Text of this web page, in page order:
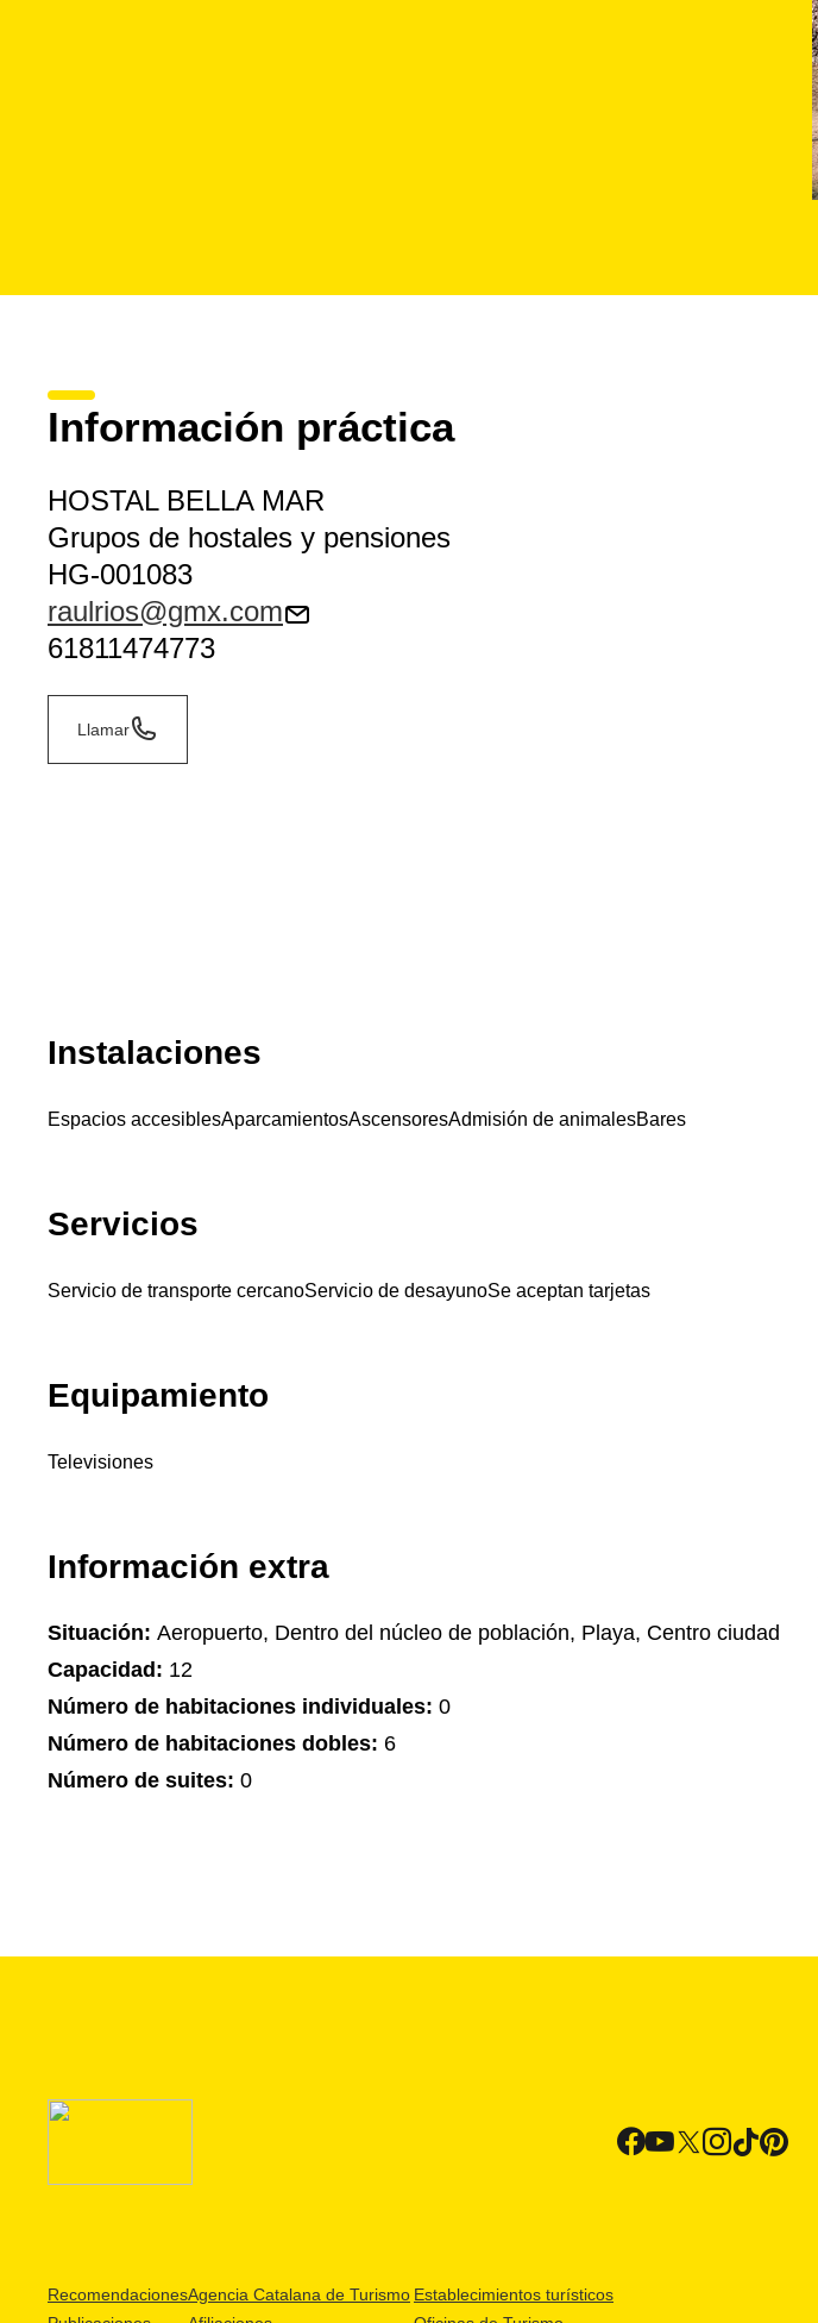
Información práctica
HOSTAL BELLA MAR
Grupos de hostales y pensiones
HG-001083
raulrios@gmx.com
61811474773
Llamar
Instalaciones
Espacios accesiblesAparcamientosAscensoresAdmisión de animalesBares
Servicios
Servicio de transporte cercanoServicio de desayunoSe aceptan tarjetas
Equipamiento
Televisiones
Información extra
Situación: Aeropuerto, Dentro del núcleo de población, Playa, Centro ciudad
Capacidad: 12
Número de habitaciones individuales: 0
Número de habitaciones dobles: 6
Número de suites: 0
RecomendacionesAgencia Catalana de Turismo Establecimientos turísticos